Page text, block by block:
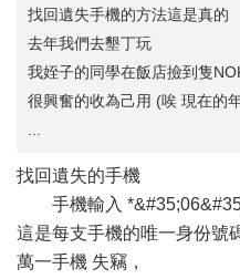
找回遺失手機的方法這是真的
去年我們去墾丁玩
我姪子的同學在飯店撿到隻
很興奮的收為己用 (唉 現在的
找回遺失的手機
手機輸入 *&#35;06&#35;
這是每支手機的唯一身份號
萬一手機 失竊，